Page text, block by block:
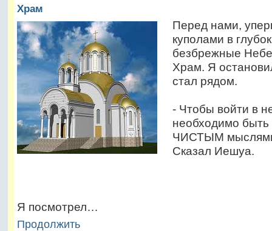
Храм
Перед нами,
куполами в
безбрежные
Храм. Я
стал рядом.
- Чтобы войти в
необходимо
ЧИСТЫМ
Сказал Иешуа.
Я посмотрел…
Продолжить